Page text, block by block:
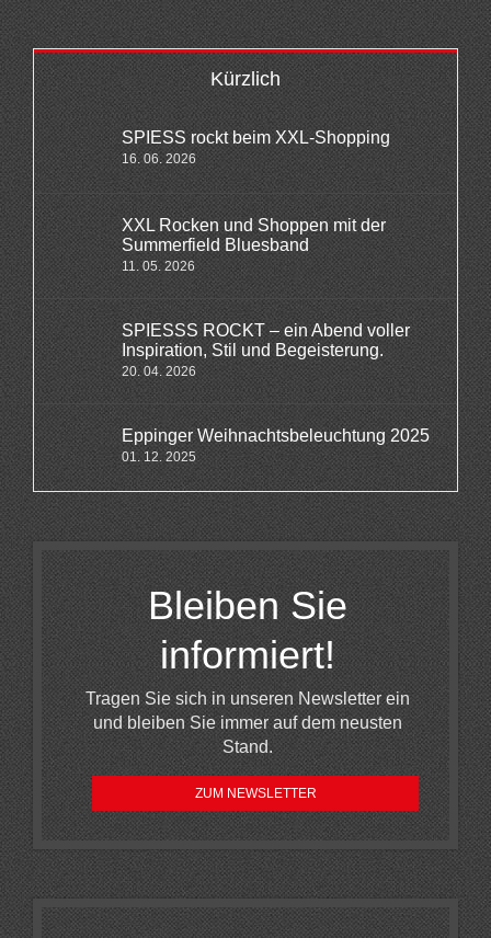
Kürzlich
SPIESS rockt beim XXL-Shopping
16. 06. 2026
XXL Rocken und Shoppen mit der
Summerfield Bluesband
11. 05. 2026
SPIESSS ROCKT – ein Abend voller
Inspiration, Stil und Begeisterung.
20. 04. 2026
Eppinger Weihnachtsbeleuchtung 2025
01. 12. 2025
Bleiben Sie
informiert!
Tragen Sie sich in unseren Newsletter ein
und bleiben Sie immer auf dem neusten
Stand.
ZUM NEWSLETTER